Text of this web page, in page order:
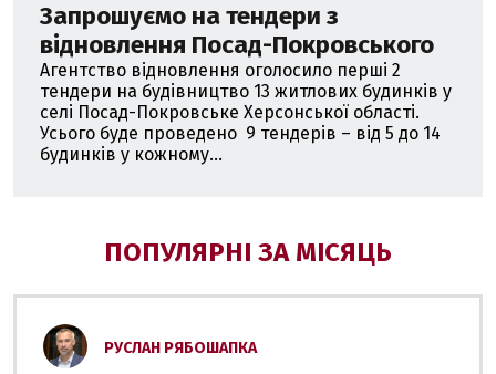
Запрошуємо на тендери з
відновлення Посад-Покровського
Агентство відновлення оголосило перші 2
тендери на будівництво 13 житлових будинків у
селі Посад-Покровське Херсонської області.
Усього буде проведено 9 тендерів – від 5 до 14
будинків у кожному...
ПОПУЛЯРНІ ЗА МІСЯЦЬ
РУСЛАН РЯБОШАПКА